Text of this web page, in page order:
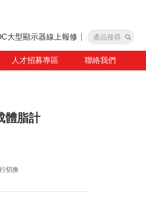
大型顯示器線上報修
人才招募專區 聯絡我們
體脂計
切換